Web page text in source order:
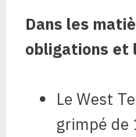
Dans les
obligations et
Le West
grimpé de